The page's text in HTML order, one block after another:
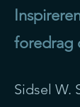
foredrag
Sidsel W.